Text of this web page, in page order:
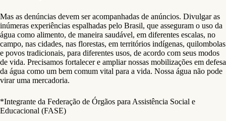
Mas as denúncias devem ser acompanhadas de anúncios. Divulgar as
inúmeras experiências espalhadas pelo Brasil, que asseguram o uso da
água como alimento, de maneira saudável, em diferentes escalas, no
campo, nas cidades, nas florestas, em territórios indígenas, quilombolas
e povos tradicionais, para diferentes usos, de acordo com seus modos
de vida. Precisamos fortalecer e ampliar nossas mobilizações em defesa
da água como um bem comum vital para a vida. Nossa água não pode
virar uma mercadoria.
*Integrante da Federação de Órgãos para Assistência Social e
Educacional (FASE)